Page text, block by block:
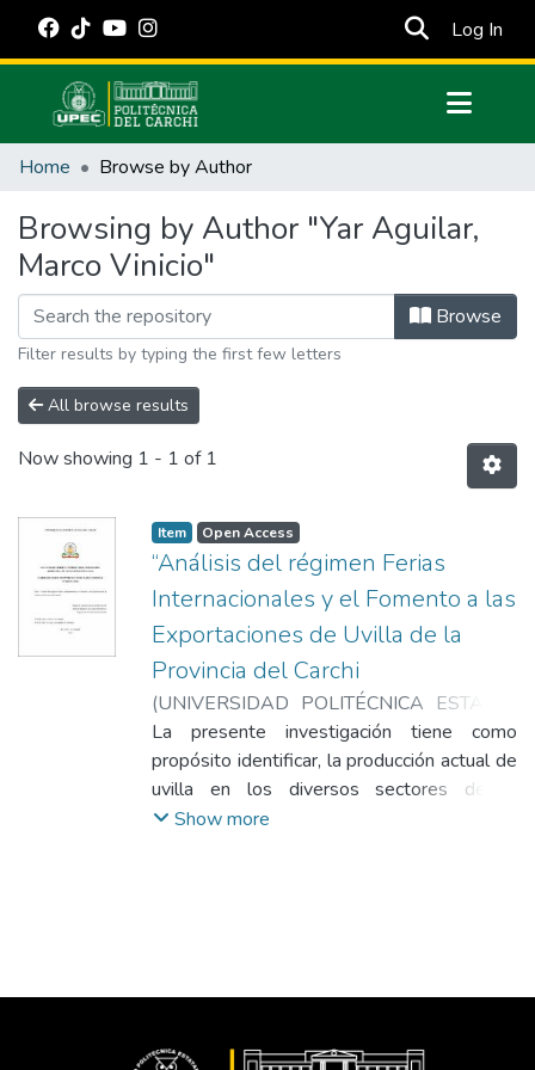
Log In
Communities & Collections
Estadísticas Externas
Manuales
Home Browse by Author
Browsing by Author "Yar Aguilar,
Marco Vinicio"
Browse
Filter results by typing the first few letters
All browse results
Now showing 1 - 1 of 1
Item Open Access
“Análisis del régimen Ferias
Internacionales y el Fomento a las
Exportaciones de Uvilla de la
Provincia del Carchi
(UNIVERSIDAD POLITÉCNICA ESTATAL
DEL CARCHI
,2018-08-30 )Yar Aguilar,
Marco Vinicio
La presente investigación tiene como
propósito identificar, la producción actual de
uvilla en los diversos sectores de la
provincia del Carchi, encontrar ventajas y
efectos. Se determina que en la provincia
Show more